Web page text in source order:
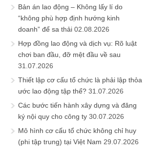
Bản án lao động – Không lấy lí do
“không phù hợp định hướng kinh
doanh” để sa thải 02.08.2026
Hợp đồng lao động và dịch vụ: Rõ luật
chơi ban đầu, đỡ mệt đầu về sau
31.07.2026
Thiết lập cơ cấu tổ chức là phải lập thỏa
ước lao động tập thể? 31.07.2026
Các bước tiến hành xây dựng và đăng
ký nội quy cho công ty 30.07.2026
Mô hình cơ cấu tổ chức không chỉ huy
(phi tập trung) tại Việt Nam 29.07.2026